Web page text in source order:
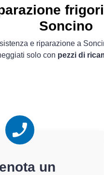
Soncino
e riparazione a
solo con pezzi di
un